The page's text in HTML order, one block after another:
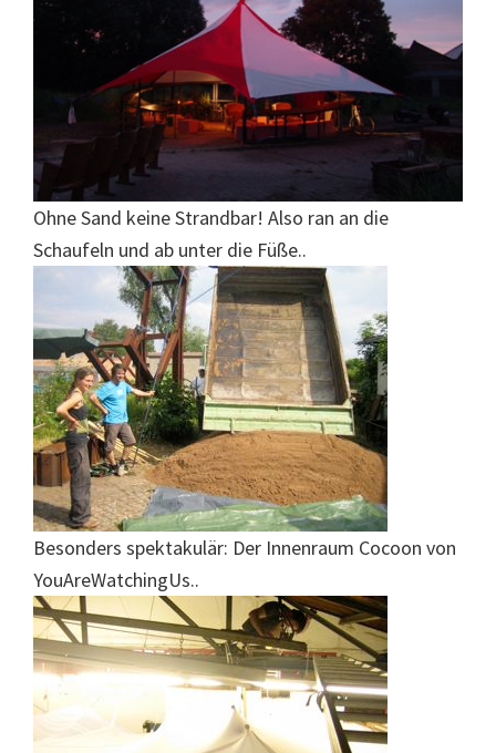
Ohne Sand keine Strandbar! Also ran an die
Schaufeln und ab unter die Füße..
Besonders spektakulär: Der Innenraum Cocoon von
YouAreWatchingUs..